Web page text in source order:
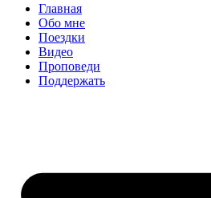
Главная
Обо мне
Поездки
Видео
Проповеди
Поддержать